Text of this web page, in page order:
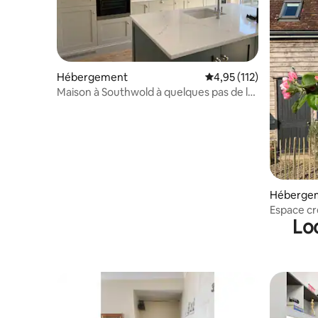
Hébergement Évaluation moyenne
4,95 (112)
Maison à Southwold à quelques pas de la
Espace